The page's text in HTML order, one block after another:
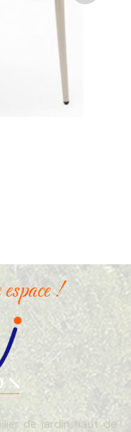
!
de jardin haut de